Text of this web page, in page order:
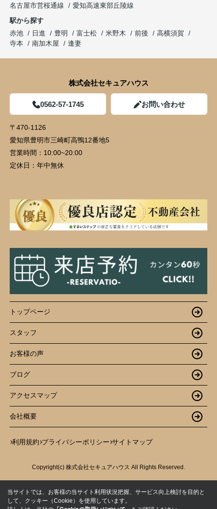
名古屋市営桜通線
愛知高速東部丘陵線
駅から探す
赤池
日進 豊明 富士松 米野木 前後
高横須賀
寺本
南加木屋 逢妻
株式会社セキュアハウス
0562-57-1745 お問い合わせ
〒470-1126
愛知県豊明市三崎町高鴨12番地5
営業時間： 10:00~20:00
定休日： 年中無休
トップページ
スタッフ
お客様の声
ブログ
アクセスマップ
会社概要
利用規約 プライバシーポリシー サイトマップ
Copyright(c) 株式会社セキュアハウス All Rights Reserved.
当サイトでは、お客様の当サイト利用状況把握、サービス向上検討を目的と
して、クッキー（Cookie）を使用しています。